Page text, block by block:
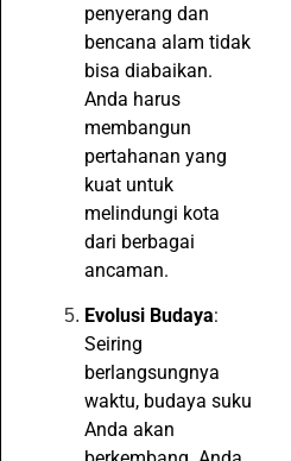
penyerang dan
bencana alam tidak
bisa diabaikan.
Anda harus
membangun
pertahanan yang
kuat untuk
melindungi kota
dari berbagai
ancaman.
Evolusi Budaya:
Seiring
berlangsungnya
waktu, budaya suku
Anda akan